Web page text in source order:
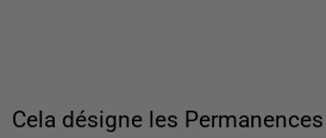
Cela désigne les